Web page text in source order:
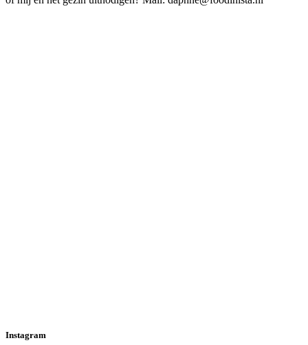
Instagram